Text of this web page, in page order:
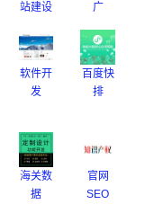
站建设
广
软件开
发
百度快
排
海关数
据
官网
SEO